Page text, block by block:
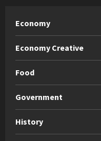
Economy
Economy Creative
Food
Government
History